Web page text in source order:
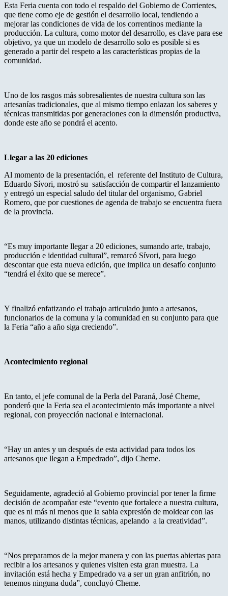
Esta Feria cuenta con todo el respaldo del Gobierno de Corrientes,
que tiene como eje de gestión el desarrollo local, tendiendo a
mejorar las condiciones de vida de los correntinos mediante la
producción. La cultura, como motor del desarrollo, es clave para ese
objetivo, ya que un modelo de desarrollo solo es posible si es
generado a partir del respeto a las características propias de la
comunidad.
Uno de los rasgos más sobresalientes de nuestra cultura son las
artesanías tradicionales, que al mismo tiempo enlazan los saberes y
técnicas transmitidas por generaciones con la dimensión productiva,
donde este año se pondrá el acento.
Llegar a las 20 ediciones
Al momento de la presentación, el referente del Instituto de Cultura,
Eduardo Sívori, mostró su satisfacción de compartir el lanzamiento
y entregó un especial saludo del titular del organismo, Gabriel
Romero, que por cuestiones de agenda de trabajo se encuentra fuera
de la provincia.
“Es muy importante llegar a 20 ediciones, sumando arte, trabajo,
producción e identidad cultural”, remarcó Sívori, para luego
descontar que esta nueva edición, que implica un desafío conjunto
“tendrá el éxito que se merece”.
Y finalizó enfatizando el trabajo articulado junto a artesanos,
funcionarios de la comuna y la comunidad en su conjunto para que
la Feria “año a año siga creciendo”.
Acontecimiento regional
En tanto, el jefe comunal de la Perla del Paraná, José Cheme,
ponderó que la Feria sea el acontecimiento más importante a nivel
regional, con proyección nacional e internacional.
“Hay un antes y un después de esta actividad para todos los
artesanos que llegan a Empedrado”, dijo Cheme.
Seguidamente, agradeció al Gobierno provincial por tener la firme
decisión de acompañar este “evento que fortalece a nuestra cultura,
que es ni más ni menos que la sabia expresión de moldear con las
manos, utilizando distintas técnicas, apelando a la creatividad”.
“Nos preparamos de la mejor manera y con las puertas abiertas para
recibir a los artesanos y quienes visiten esta gran muestra. La
invitación está hecha y Empedrado va a ser un gran anfitrión, no
tenemos ninguna duda”, concluyó Cheme.